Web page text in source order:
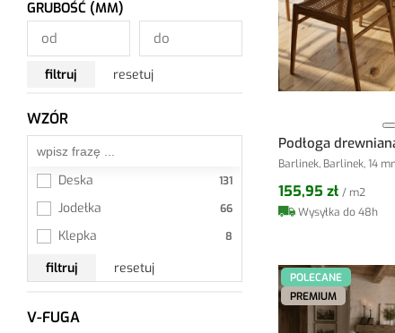
Jodła angielska Holzfloors
Jodła francuska Holzfloors
Jodła Weitzer Blok 750
Khars
Life
Lodge 190
New York
Plank 1400 Plus
Portofino Chevron
Portofino HB
GRUBOŚĆ (MM)
filtruj resetuj
WZÓR
Deska
Jodełka
Klepka
filtruj
resetuj
V-FUGA
Podłoga
Barlinek, Barlinek, 14
155,95 zł / m2
Wysyłka do 48h
POLECANE
PREMIUM